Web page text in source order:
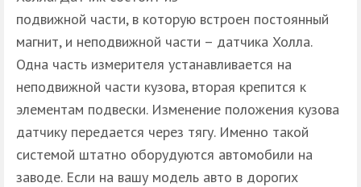
подвижной части, в которую встроен постоянный
магнит, и неподвижной части – датчика Холла.
Одна часть измерителя устанавливается на
неподвижной части кузова, вторая крепится к
элементам подвески. Изменение положения кузова
датчику передается через тягу. Именно такой
системой штатно оборудуются автомобили на
заводе. Если на вашу модель авто в дорогих